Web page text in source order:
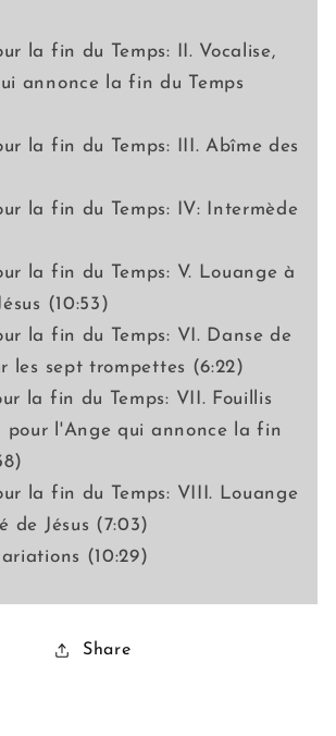
la fin du Temps: II. Vocalise,
annonce la fin du Temps
la fin du Temps: III. Abîme des
la fin du Temps: IV: Intermède
la fin du Temps: V. Louange à
(10:53)
la fin du Temps: VI. Danse de
les sept trompettes (6:22)
la fin du Temps: VII. Fouillis
pour l'Ange qui annonce la fin
la fin du Temps: VIII. Louange
de Jésus (7:03)
(10:29)
Share